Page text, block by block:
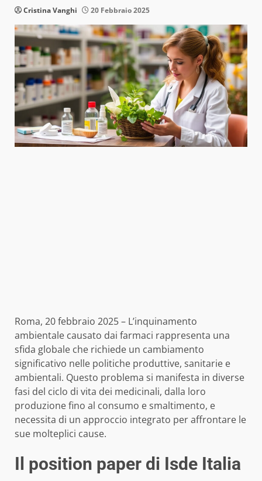
Cristina Vanghi 20 Febbraio 2025
Roma, 20 febbraio 2025 – L’inquinamento
ambientale causato dai farmaci rappresenta una
sfida globale che richiede un cambiamento
significativo nelle politiche produttive, sanitarie e
ambientali. Questo problema si manifesta in diverse
fasi del ciclo di vita dei medicinali, dalla loro
produzione fino al consumo e smaltimento, e
necessita di un approccio integrato per affrontare le
sue molteplici cause.
Il position paper di Isde Italia